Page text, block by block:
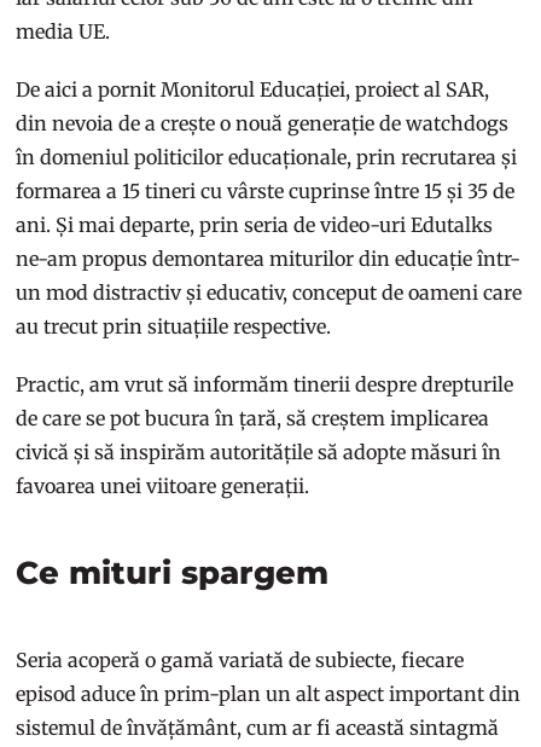
media UE.
De aici a pornit Monitorul Educației, proiect al SAR,
din nevoia de a crește o nouă generație de watchdogs
în domeniul politicilor educaționale, prin recrutarea și
formarea a 15 tineri cu vârste cuprinse între 15 și 35 de
ani. Și mai departe, prin seria de video-uri Edutalks
ne-am propus demontarea miturilor din educație într-
un mod distractiv și educativ, conceput de oameni care
au trecut prin situațiile respective.
Practic, am vrut să informăm tinerii despre drepturile
de care se pot bucura în țară, să creștem implicarea
civică și să inspirăm autoritățile să adopte măsuri în
favoarea unei viitoare generații.
Ce mituri spargem
Seria acoperă o gamă variată de subiecte, fiecare
episod aduce în prim-plan un alt aspect important din
sistemul de învățământ, cum ar fi această sintagmă